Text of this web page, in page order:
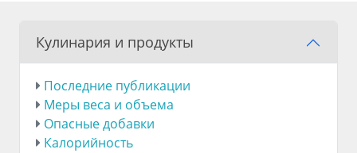
Кулинария и продукты
Последние публикации
Меры веса и объема
Опасные добавки
Калорийность